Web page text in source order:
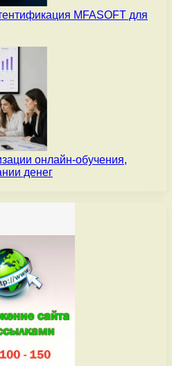
MFASOFT для
онлайн-обучения,
денег